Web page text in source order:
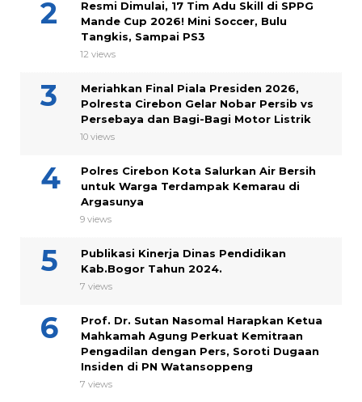
Resmi Dimulai, 17 Tim Adu Skill di SPPG
Mande Cup 2026! Mini Soccer, Bulu
Tangkis, Sampai PS3
12 views
Meriahkan Final Piala Presiden 2026,
Polresta Cirebon Gelar Nobar Persib vs
Persebaya dan Bagi-Bagi Motor Listrik
10 views
Polres Cirebon Kota Salurkan Air Bersih
untuk Warga Terdampak Kemarau di
Argasunya
9 views
Publikasi Kinerja Dinas Pendidikan
Kab.Bogor Tahun 2024.
7 views
Prof. Dr. Sutan Nasomal Harapkan Ketua
Mahkamah Agung Perkuat Kemitraan
Pengadilan dengan Pers, Soroti Dugaan
Insiden di PN Watansoppeng
7 views